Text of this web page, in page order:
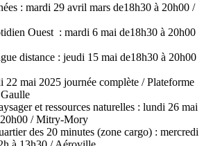
: mardi 29 avril mars de18h30 à 20h00 /
Ouest : mardi 6 mai de18h30 à 20h00
distance : jeudi 15 mai de18h30 à 20h00
22 mai 2025 journée complète / Plateforme
et ressources naturelles : lundi 26 mai
/ Mitry-Mory
des 20 minutes (zone cargo) : mercredi